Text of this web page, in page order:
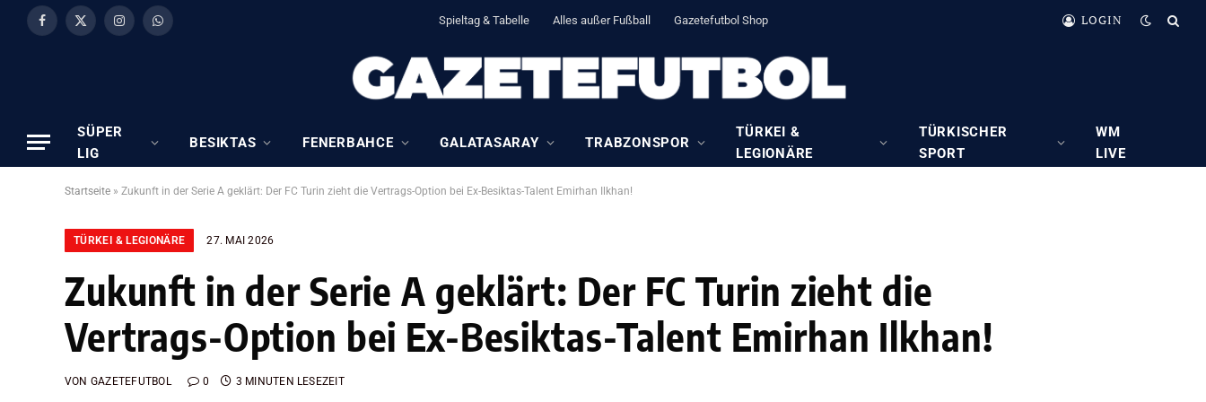
Facebook
X
InstagramWhatsApp Spieltag & Tabelle Alles außer Fußball Gazetefutbol Shop LOGIN
SÜPER
LIG
BESIKTAS FENERBAHCE GALATASARAY TRABZONSPOR
TÜRKEI &
LEGIONÄRE
TÜRKISCHER
SPORT
WM
LIVE
Startseite » Zukunft in der Serie A geklärt: Der FC Turin zieht die Vertrags-Option bei Ex-Besiktas-Talent Emirhan Ilkhan!
TÜRKEI & LEGIONÄRE 27. MAI 2026
Zukunft in der Serie A geklärt: Der FC Turin zieht die
Vertrags-Option bei Ex-Besiktas-Talent Emirhan Ilkhan!
VON GAZETEFUTBOL 0 3 MINUTEN LESEZEIT